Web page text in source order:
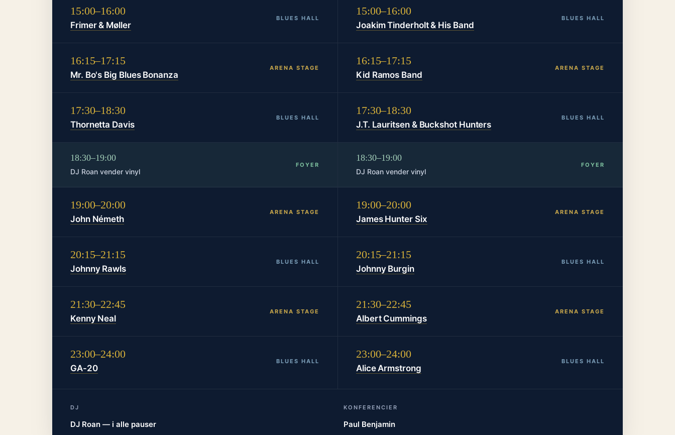
15:00–16:00
Frimer & Møller
BLUES HALL
16:15–17:15
Mr. Bo's Big Blues Bonanza
ARENA STAGE
17:30–18:30
Thornetta Davis
BLUES HALL
18:30–19:00
DJ Roan vender vinyl
FOYER
19:00–20:00
John Németh
ARENA STAGE
20:15–21:15
Johnny Rawls
BLUES HALL
21:30–22:45
Kenny Neal
ARENA STAGE
23:00–24:00
GA-20
BLUES HALL
15:00–16:00
Joakim Tinderholt & His Band
BLUES HALL
16:15–17:15
Kid Ramos Band
ARENA STAGE
17:30–18:30
J.T. Lauritsen & Buckshot Hunters
BLUES HALL
18:30–19:00
DJ Roan vender vinyl
FOYER
19:00–20:00
James Hunter Six
ARENA STAGE
20:15–21:15
Johnny Burgin
BLUES HALL
21:30–22:45
Albert Cummings
ARENA STAGE
23:00–24:00
Alice Armstrong
BLUES HALL
DJ
DJ Roan — i alle pauser
KONFERENCIER
Paul Benjamin